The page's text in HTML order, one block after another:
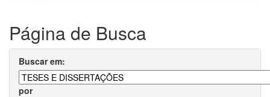
Página de Busca
Buscar em:
por